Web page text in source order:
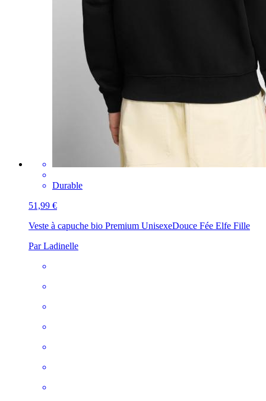
Durable
51,99 €
Veste à capuche bio Premium UnisexeDouce Fée Elfe Fille
Par Ladinelle